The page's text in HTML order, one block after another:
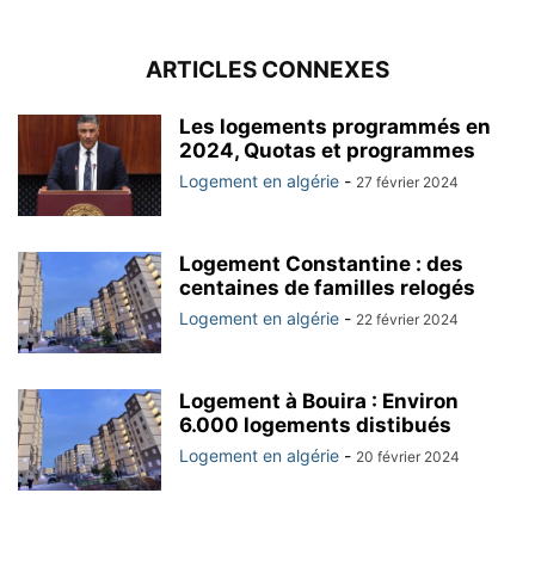
ARTICLES CONNEXES
Les logements programmés en
2024, Quotas et programmes
Logement en algérie - 27 février 2024
Logement Constantine : des
centaines de familles relogés
Logement en algérie - 22 février 2024
Logement à Bouira : Environ
6.000 logements distibués
Logement en algérie - 20 février 2024